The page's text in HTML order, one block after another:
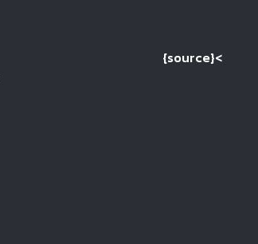
{source}<